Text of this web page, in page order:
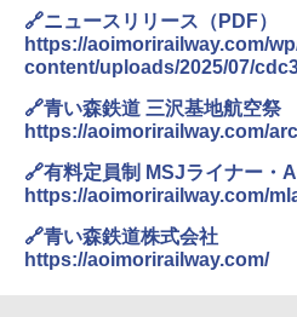
テント ワンタ
￥5,499
[キャンパー
広げるだけ パ
ーティング フ
簡単設置 ポッ
ュ(BC仕様)
￥8,991
き
￥6,459
熊撃退スプレ
【日本企業販
0ml（連続噴
秒）射程5～
付き ヒグマ・
関の購入実績
防災用品 長期
送
🔗ニュースリリース（PDF）
https://aoimorirailway.com/
content/uploads/2025/07/
🔗青い森鉄道 三沢基地航空祭
https://aoimorirailway.com/
🔗有料定員制 MSJライナー・
https://aoimorirailway.com/
🔗青い森鉄道株式会社
https://aoimorirailway.com/